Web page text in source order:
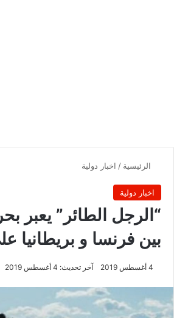
الرئيسية / اخبار دولية
اخبار دولية
“الرجل الطائر” يعبر
بين فرنسا و بريطانيا
4 أغسطس 2019 آخر تحديث: 4 أغسطس 2019